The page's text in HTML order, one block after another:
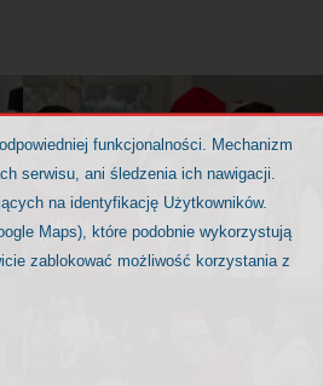
funkcjonalności. Mechanizm
serwisu, ani śledzenia ich nawigacji.
na identyfikację Użytkowników.
Maps), które podobnie wykorzystują
zablokować możliwość korzystania z